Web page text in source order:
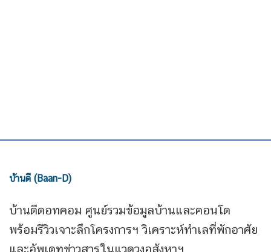
บ้านดี (Baan-D)
บ้านดีดอทคอม ศูนย์รวมข้อมูลบ้านและคอนโด
พร้อมรีวิวเจาะลึกโครงการฯ วิเคราะห์ทำเลที่พักอาศัย